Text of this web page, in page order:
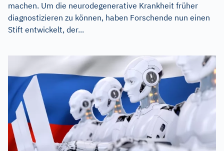
machen. Um die neurodegenerative Krankheit früher
diagnostizieren zu können, haben Forschende nun einen
Stift entwickelt, der...